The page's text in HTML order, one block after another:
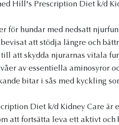
Hill's Prescription Diet k/d
för hundar med nedsatt
att stödja längre och
att skydda njurarnas vitala
av essentiella aminosyror
bitar i sås med kyckling
Diet k/d Kidney Care är
att fortsätta leva ett aktivt och